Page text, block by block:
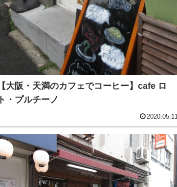
【大阪・天満のカフェでコーヒー】cafe ロ
ト・プルチーノ
2020.05.11